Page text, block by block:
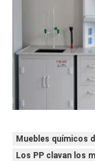
Muebles químicos
Los PP clavan los